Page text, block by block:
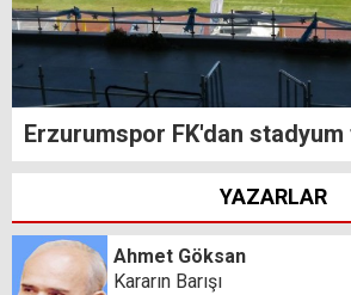
Erzurumspor FK'dan
YAZARLAR
Ahmet Göksan
Kararın Barışı